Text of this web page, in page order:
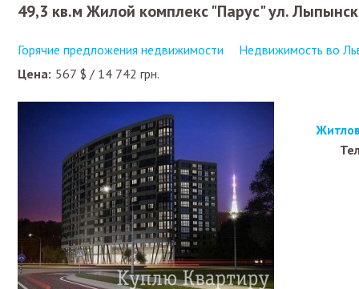
49,3 кв.м Жилой комплекс "Парус" ул.
Горячие предложения недвижимости
Недвижимость во
Цена: 567 $ / 14 742 грн.